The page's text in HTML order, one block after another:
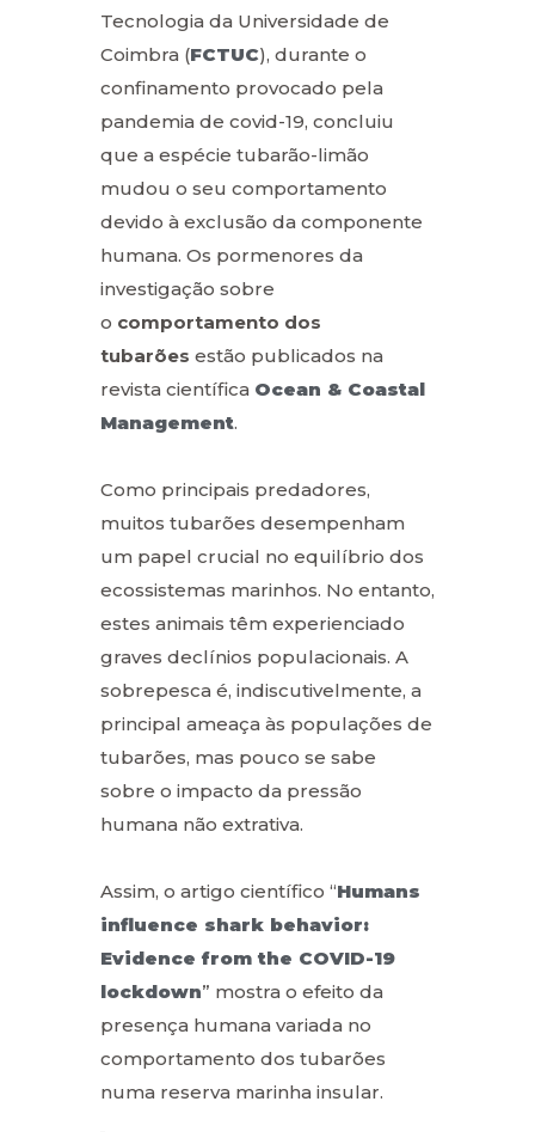
Tecnologia da Universidade de
Coimbra (FCTUC), durante o
confinamento provocado pela
pandemia de covid-19, concluiu
que a espécie tubarão-limão
mudou o seu comportamento
devido à exclusão da componente
humana. Os pormenores da
investigação sobre
o comportamento dos
tubarões estão publicados na
revista científica Ocean & Coastal
Management.
Como principais predadores,
muitos tubarões desempenham
um papel crucial no equilíbrio dos
ecossistemas marinhos. No entanto,
estes animais têm experienciado
graves declínios populacionais. A
sobrepesca é, indiscutivelmente, a
principal ameaça às populações de
tubarões, mas pouco se sabe
sobre o impacto da pressão
humana não extrativa.
Assim, o artigo científico “Humans
influence shark behavior:
Evidence from the COVID-19
lockdown” mostra o efeito da
presença humana variada no
comportamento dos tubarões
numa reserva marinha insular.